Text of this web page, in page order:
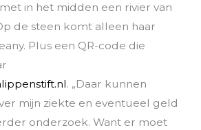
in het midden een rivier van
de steen komt alleen haar
Plus een QR-code die
. „Daar kunnen
mijn ziekte en eventueel geld
onderzoek. Want er moet